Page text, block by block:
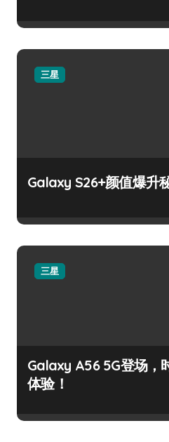
三星
Galaxy S26+颜值爆升
三星
Galaxy A56 5G登场，
体验！